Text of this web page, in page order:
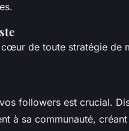
de toute stratégie de
followers est crucial.
à sa communauté,